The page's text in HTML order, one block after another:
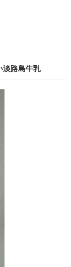
路島牛乳